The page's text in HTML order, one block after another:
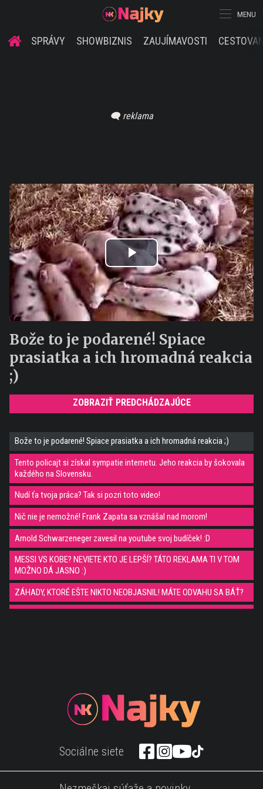
MENU
SPRÁVY SHOWBIZNIS ZAUJÍMAVOSTI
Play
Video
Bože to je podarené! Spiace
prasiatka a ich hromadná reakcia
;)
ZOBRAZIŤ PREDCHÁDZAJÚCE
Bože to je podarené! Spiace prasiatka a ich hromadná reakcia ;)
Tento policajt si získal sympatie internetu. Jeho reakcia by šokovala
každého na Slovensku.
Nudí ťa tvoja práca? Tak si pozri toto video!
Nič nie je nemožné! Frank Zapata sa vznášal nad morom!
Arnold Schwarzeneger zavesil na youtube svoj budíček! :D
MESSI VS KOBE? NEVIETE KTO JE LEPŠÍ? TÁTO REKLAMA TI V TOM
MOŽNO DÁ JASNO :)
ZÁHADY, KTORÉ EŠTE NIKTO NEOBJASNIL! MÁTE ODVAHU SA BÁŤ?
Wau! Porsche Cayman ťa riadne usadi do sedačky! ;)
Pekelná rýchlosť! 12 striel lajk a boss!
Šialený vynálezca zostrojil hoverbike!
Šťastný psík narušil futbalový zápas ;))
Sociálne siete